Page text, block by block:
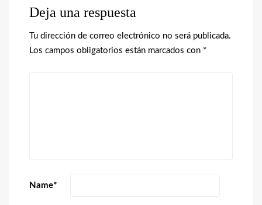
Deja una respuesta
Tu dirección de correo electrónico no será publicada.
Los campos obligatorios están marcados con *
Name*